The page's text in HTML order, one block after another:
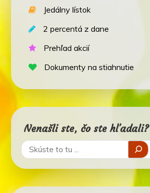
Jedálny lístok
2 percentá z dane
Prehľad akcií
Dokumenty na stiahnutie
Nenašli ste, čo ste hľadali?